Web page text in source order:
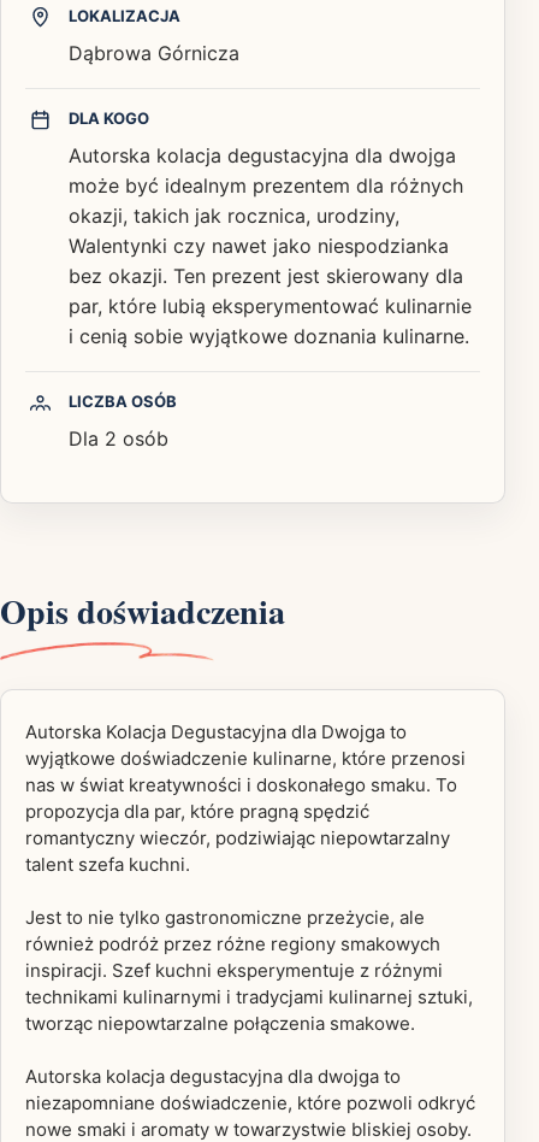
LOKALIZACJA
Dąbrowa Górnicza
DLA KOGO
Autorska kolacja degustacyjna dla dwojga
może być idealnym prezentem dla różnych
okazji, takich jak rocznica, urodziny,
Walentynki czy nawet jako niespodzianka
bez okazji. Ten prezent jest skierowany dla
par, które lubią eksperymentować kulinarnie
i cenią sobie wyjątkowe doznania kulinarne.
LICZBA OSÓB
Dla 2 osób
Opis doświadczenia
Autorska Kolacja Degustacyjna dla Dwojga to
wyjątkowe doświadczenie kulinarne, które przenosi
nas w świat kreatywności i doskonałego smaku. To
propozycja dla par, które pragną spędzić
romantyczny wieczór, podziwiając niepowtarzalny
talent szefa kuchni.
Jest to nie tylko gastronomiczne przeżycie, ale
również podróż przez różne regiony smakowych
inspiracji. Szef kuchni eksperymentuje z różnymi
technikami kulinarnymi i tradycjami kulinarnej sztuki,
tworząc niepowtarzalne połączenia smakowe.
Autorska kolacja degustacyjna dla dwojga to
niezapomniane doświadczenie, które pozwoli odkryć
nowe smaki i aromaty w towarzystwie bliskiej osoby.